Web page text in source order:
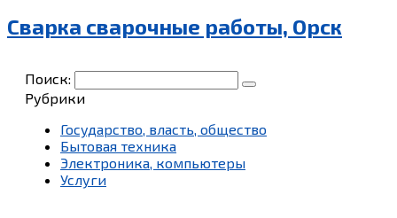
Сварка сварочные работы, Орск
Поиск:
Рубрики
Государство, власть, общество
Бытовая техника
Электроника, компьютеры
Услуги